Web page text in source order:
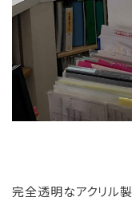
完全透明なアクリル